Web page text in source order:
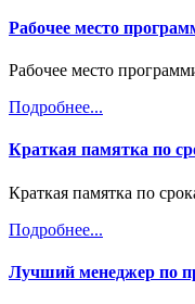
Рабочее место
Рабочее место
Подробнее...
Краткая памятка по
Краткая памятка по
Подробнее...
Лучший менеджер по